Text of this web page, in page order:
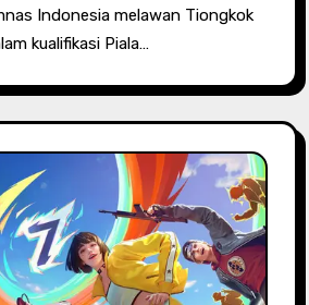
Indonesia melawan Tiongkok
kualifikasi Piala…